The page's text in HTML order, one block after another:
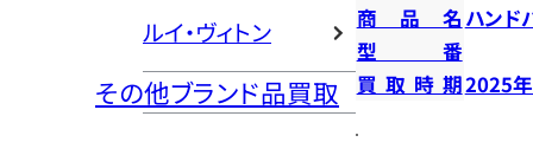
ルイ・ヴィトン
その他ブランド品買取
商品名 ハンド
型番
買取時期2025